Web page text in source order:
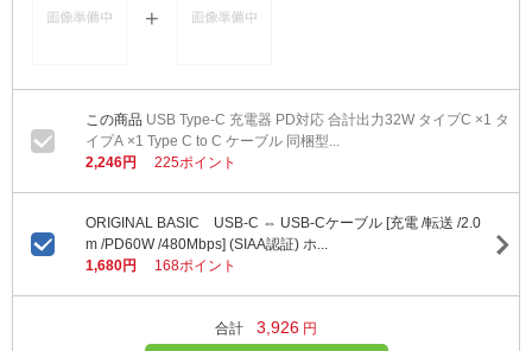
USB Type-C 充電器 PD対応 合計出力32W タイプC ×1 タ
イプA ×1 Type C to C ケーブル 同梱型...
2,246円
225ポイント
ORIGINAL BASIC USB-C ⇔ USB-Cケーブル [充電 /転送 /2.0
m /PD60W /480Mbps] (SIAA認証) ホ...
1,680円
168ポイント
合計 3,926 円